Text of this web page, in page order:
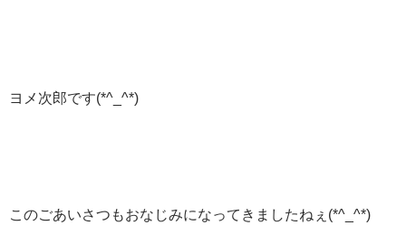
ヨメ次郎です(*^_^*)
このごあいさつもおなじみになってきましたねぇ(*^_^*)